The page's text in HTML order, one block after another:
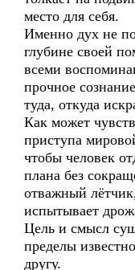
место для себя.
Именно дух не
глубине своей
всеми
прочное
туда, откуда
Как может
приступа
чтобы человек
плана без
отважный
испытывает
Цель и смысл
пределы
другу.